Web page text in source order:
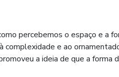
percebemos o espaço e a
complexidade e ao
a ideia de que a forma